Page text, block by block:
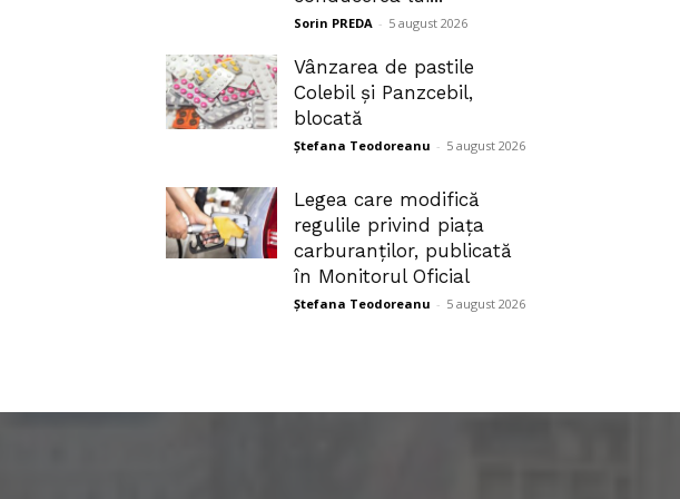
Sorin PREDA - 5 august 2026
Vânzarea de pastile
Colebil și Panzcebil,
blocată
Ștefana Teodoreanu - 5 august 2026
Legea care modifică
regulile privind piața
carburanților, publicată
în Monitorul Oficial
Ștefana Teodoreanu - 5 august 2026